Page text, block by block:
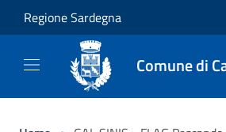
Salta al contenuto principale
Regione Sardegna
Comune di